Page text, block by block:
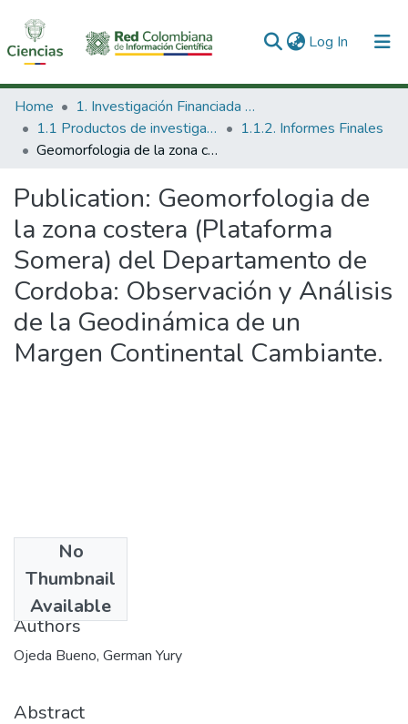
Log In (current)
Communities & Collections
All of DSpace
Home
1. Investigación Financiada con Recursos Públicos
1.1 Productos de investigación
1.1.2. Informes Finales
Geomorfologia de la zona costera (Plataforma Somera) del Departamento de Cordoba: Observación y Análisis de la Geodinámica de un Margen Continental Cambiante.
Publication: Geomorfologia de
la zona costera (Plataforma
Somera) del Departamento de
Cordoba: Observación y Análisis
de la Geodinámica de un
Margen Continental Cambiante.
No
Thumbnail
Available
2006
Authors
Ojeda Bueno, German Yury
Abstract